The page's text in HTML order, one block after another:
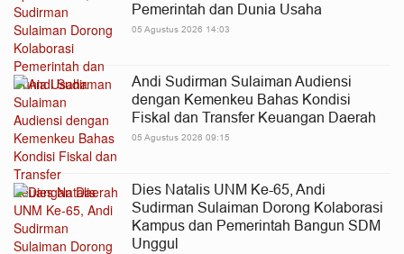
Pemerintah dan Dunia Usaha
05 Agustus 2026 14:03
Andi Sudirman Sulaiman Audiensi
dengan Kemenkeu Bahas Kondisi
Fiskal dan Transfer Keuangan Daerah
05 Agustus 2026 09:15
Dies Natalis UNM Ke-65, Andi
Sudirman Sulaiman Dorong Kolaborasi
Kampus dan Pemerintah Bangun SDM
Unggul